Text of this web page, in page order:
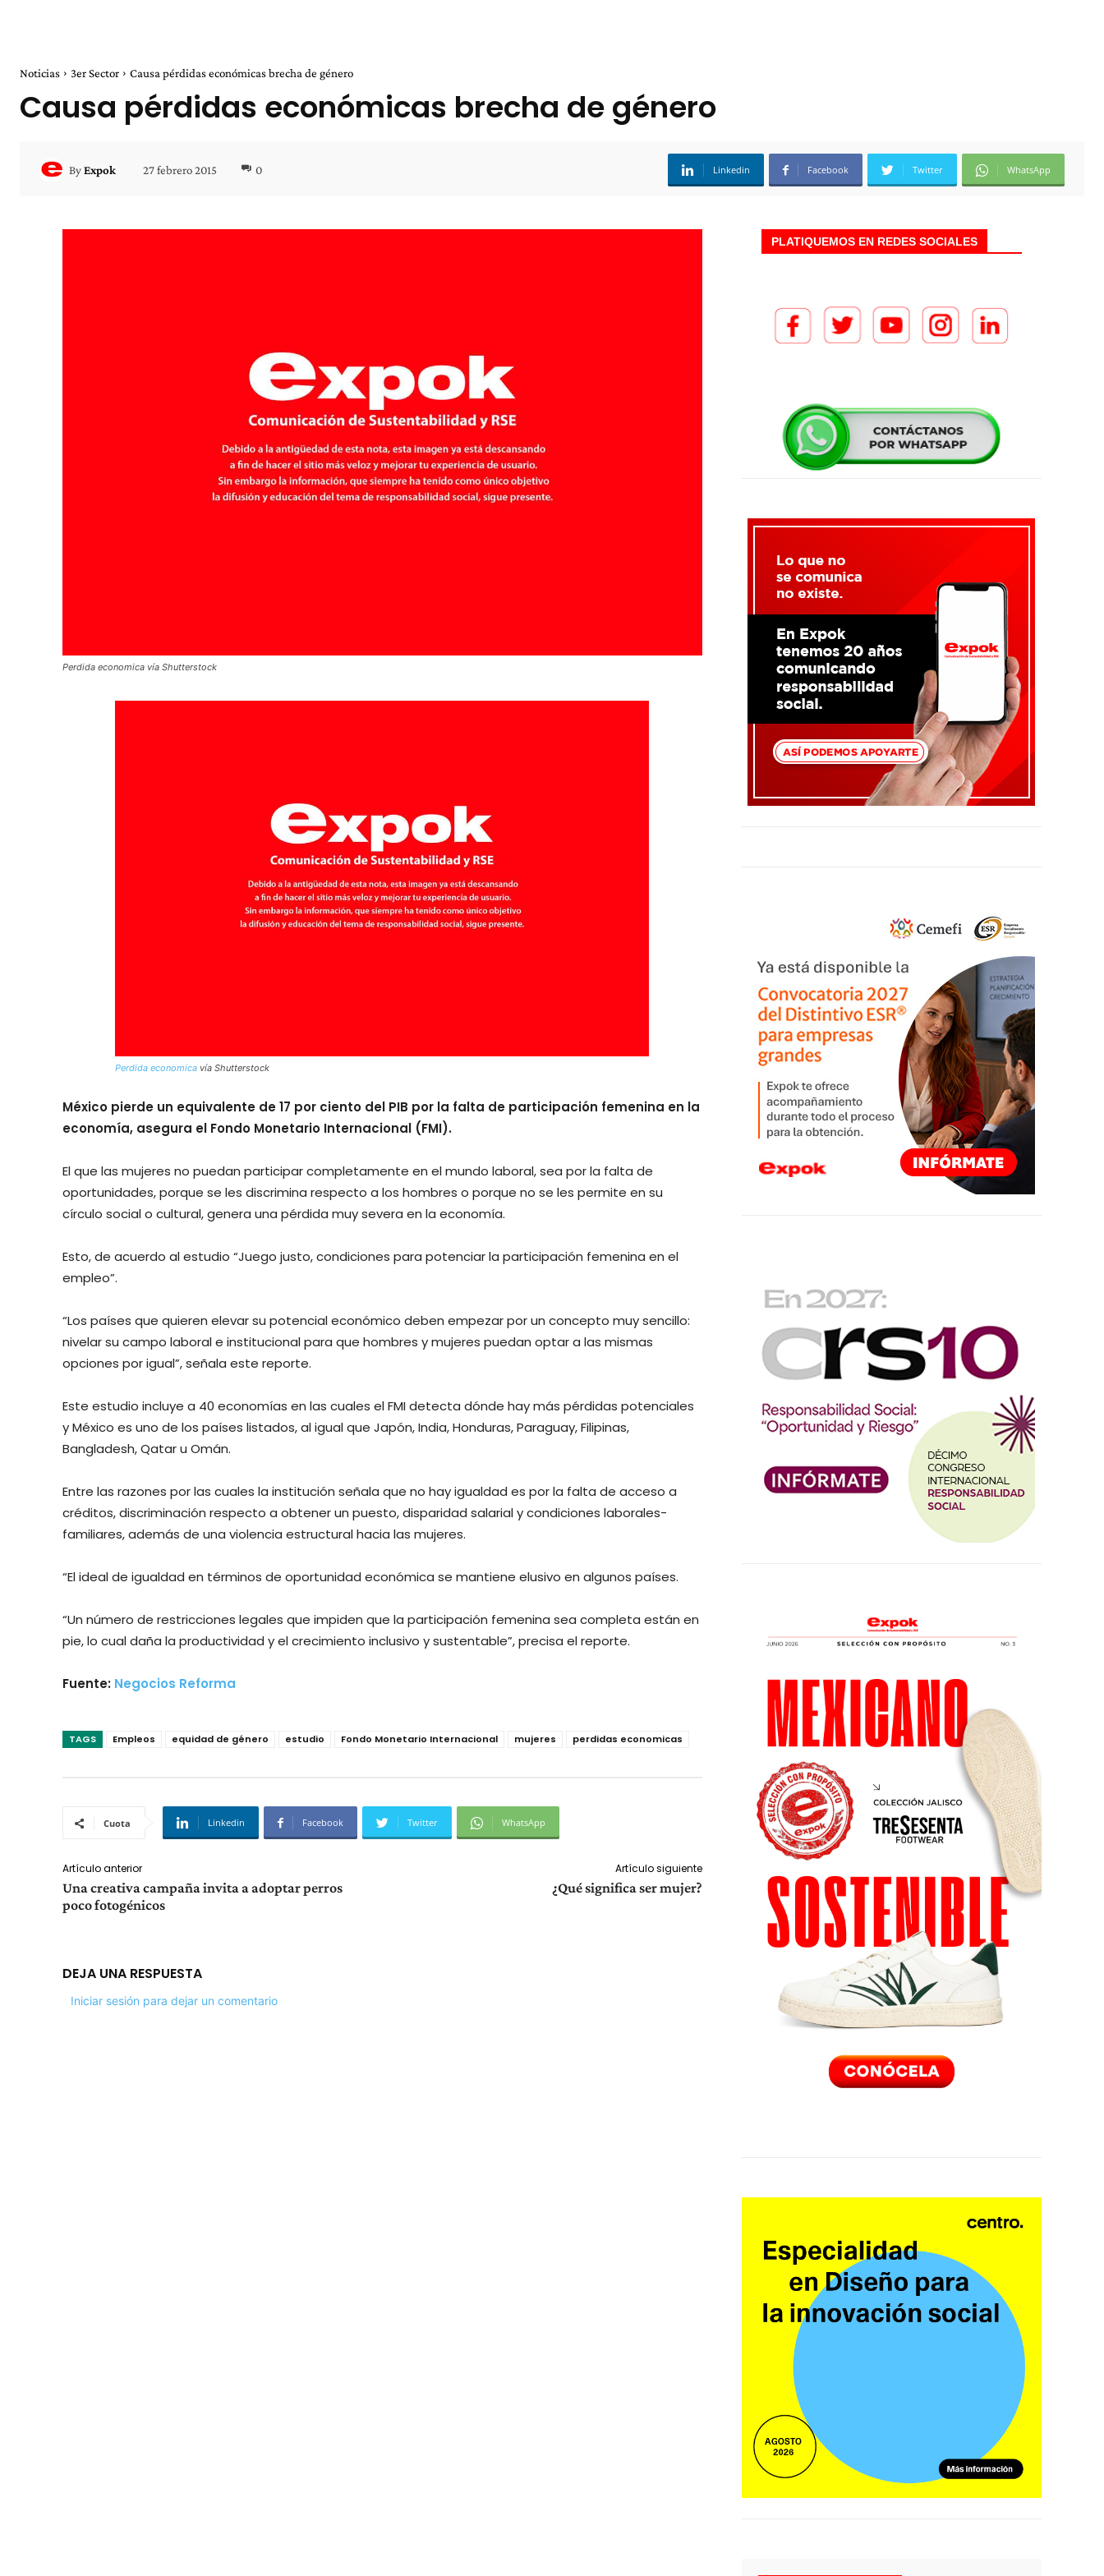
Noticias 3er Sector Causa pérdidas económicas brecha de género
Causa pérdidas económicas brecha de género
ByExpok 27 febrero 2015 0 Linkedin Facebook Twitter WhatsApp
Perdida economica vía Shutterstock
Perdida economica vía Shutterstock
México pierde un equivalente de 17 por ciento del PIB por la falta de participación femenina en la
economía, asegura el Fondo Monetario Internacional (FMI).
El que las mujeres no puedan participar completamente en el mundo laboral, sea por la falta de
oportunidades, porque se les discrimina respecto a los hombres o porque no se les permite en su
círculo social o cultural, genera una pérdida muy severa en la economía.
Esto, de acuerdo al estudio “Juego justo, condiciones para potenciar la participación femenina en el
empleo”.
“Los países que quieren elevar su potencial económico deben empezar por un concepto muy sencillo:
nivelar su campo laboral e institucional para que hombres y mujeres puedan optar a las mismas
opciones por igual”, señala este reporte.
Este estudio incluye a 40 economías en las cuales el FMI detecta dónde hay más pérdidas potenciales
y México es uno de los países listados, al igual que Japón, India, Honduras, Paraguay, Filipinas,
Bangladesh, Qatar u Omán.
Entre las razones por las cuales la institución señala que no hay igualdad es por la falta de acceso a
créditos, discriminación respecto a obtener un puesto, disparidad salarial y condiciones laborales-
familiares, además de una violencia estructural hacia las mujeres.
“El ideal de igualdad en términos de oportunidad económica se mantiene elusivo en algunos países.
“Un número de restricciones legales que impiden que la participación femenina sea completa están en
pie, lo cual daña la productividad y el crecimiento inclusivo y sustentable”, precisa el reporte.
Fuente: Negocios Reforma
TAGS Empleos equidad de género estudio Fondo Monetario Internacional mujeres perdidas economicas
Cuota Linkedin Facebook Twitter WhatsApp
Artículo anterior
Una creativa campaña invita a adoptar perros
poco fotogénicos
Artículo siguiente
¿Qué significa ser mujer?
DEJA UNA RESPUESTA
Iniciar sesión para dejar un comentario
PLATIQUEMOS EN REDES SOCIALES